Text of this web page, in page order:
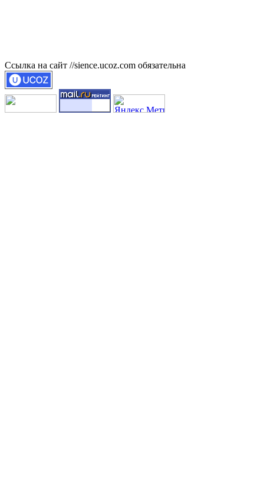
Ссылка на сайт //sience.ucoz.com обязательна